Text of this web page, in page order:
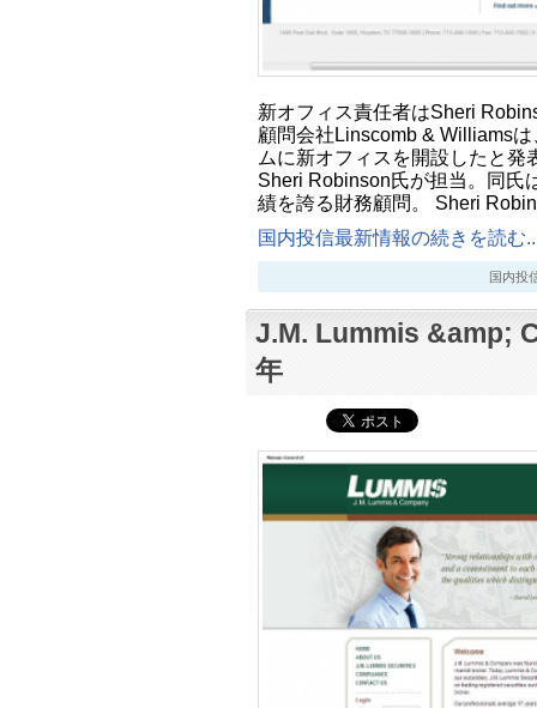
新オフィス責任者はSheri
顧問会社Linscomb & Williams
ムに新オフィスを開設したと発
Sheri Robinson氏が担当。同氏
績を誇る財務顧問。 Sheri
国内投信最新情報の続きを読む
国内投
J.M. Lummis &amp;
年